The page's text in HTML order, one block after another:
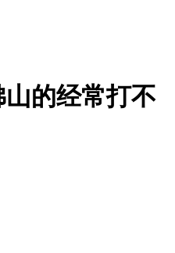
的经常打不